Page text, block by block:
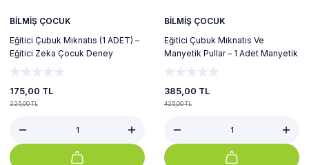
BİLMİŞ ÇOCUK
Eğitici Çubuk Mıknatıs (1 ADET) –
Eğitici Zeka Çocuk Deney
Manyetik Mıknatıs
175,00 TL
225,00 TL
BİLMİŞ ÇOCUK
Eğitici Çubuk Mıknatıs Ve
Manyetik Pullar – 1 Adet Manyetik
Çubuk ve 50 Adet Manyetik Pul
385,00 TL
425,00 TL